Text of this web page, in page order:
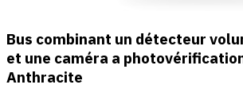
Bus combinant un détecteur
et une caméra a
Anthracite